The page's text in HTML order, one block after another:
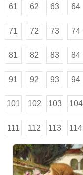
61 62 63 64
71 72 73 74
81 82 83 84
91 92 93 94
101 102 103 104
111 112 113 114